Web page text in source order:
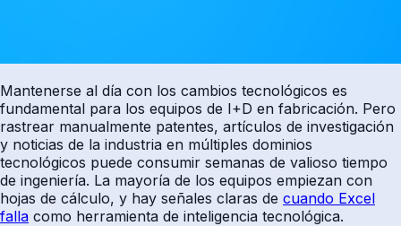
Mantenerse al día con los cambios tecnológicos es
fundamental para los equipos de I+D en fabricación. Pero
rastrear manualmente patentes, artículos de investigación
y noticias de la industria en múltiples dominios
tecnológicos puede consumir semanas de valioso tiempo
de ingeniería. La mayoría de los equipos empiezan con
hojas de cálculo, y hay señales claras de cuando Excel
falla como herramienta de inteligencia tecnológica.